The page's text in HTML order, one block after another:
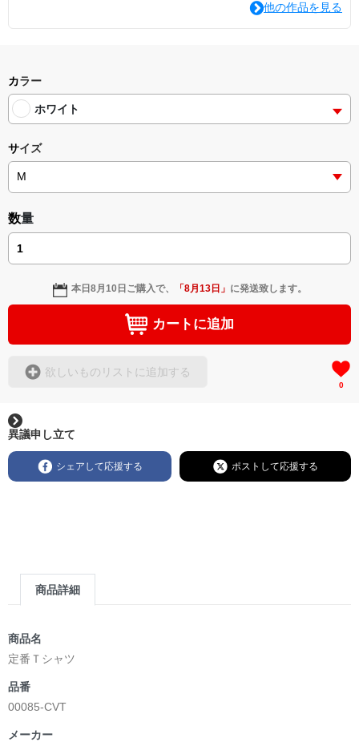
scribbles etc. can be turned into stamps at will.
Here,T-shirts with akimaru stamps are available. I shall be
happy if many of you enjoy the T-shirts.
他の作品を見る
カラー
ホワイト
サイズ
数量
本日8月10日 ご購入で、 「8月13日 」 に発送致します。
カートに追加
欲しいものリストに追加する
0
異議申し立て
シェアして応援する ポストして応援する
商品詳細
商品名
定番Ｔシャツ
品番
00085-CVT
メーカー